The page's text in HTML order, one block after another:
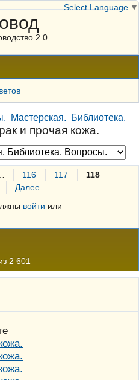
2.0
Мастерская. Библиотека.
и прочая кожа.
116 117
118
Далее
войти или
2 601
Select Language ▼